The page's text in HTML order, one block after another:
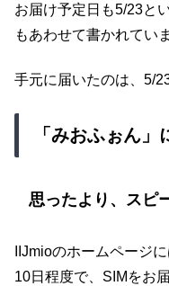
お届け予定日も5/23と
もあわせて書かれてい
手元に届いたのは、5/
「みおふぉん
思ったより、スピ
IIJmioのホームページ
10日程度で、SIMをお